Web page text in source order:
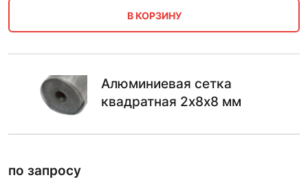
В КОРЗИНУ
Алюминиевая сетка
квадратная 2х8х8 мм
по запросу